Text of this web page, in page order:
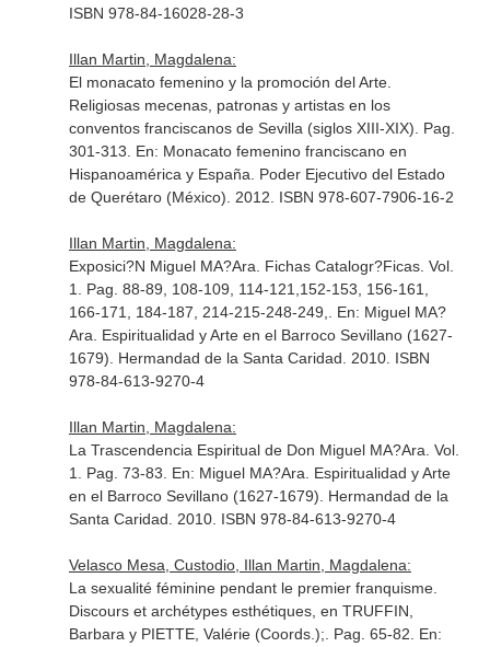
ISBN 978-84-16028-28-3
Illan Martin, Magdalena:
El monacato femenino y la promoción del Arte.
Religiosas mecenas, patronas y artistas en los
conventos franciscanos de Sevilla (siglos XIII-XIX). Pag.
301-313. En: Monacato femenino franciscano en
Hispanoamérica y España . Poder Ejecutivo del Estado
de Querétaro (México). 2012. ISBN 978-607-7906-16-2
Illan Martin, Magdalena:
Exposici?N Miguel MA?Ara. Fichas Catalogr?Ficas. Vol.
1. Pag. 88-89, 108-109, 114-121,152-153, 156-161,
166-171, 184-187, 214-215-248-249,. En: Miguel MA?
Ara. Espiritualidad y Arte en el Barroco Sevillano (1627-
1679) . Hermandad de la Santa Caridad. 2010. ISBN
978-84-613-9270-4
Illan Martin, Magdalena:
La Trascendencia Espiritual de Don Miguel MA?Ara. Vol.
1. Pag. 73-83. En: Miguel MA?Ara. Espiritualidad y Arte
en el Barroco Sevillano (1627-1679) . Hermandad de la
Santa Caridad. 2010. ISBN 978-84-613-9270-4
Velasco Mesa, Custodio, Illan Martin, Magdalena:
La sexualité féminine pendant le premier franquisme.
Discours et archétypes esthétiques, en TRUFFIN,
Barbara y PIETTE, Valérie (Coords.);. Pag. 65-82. En: